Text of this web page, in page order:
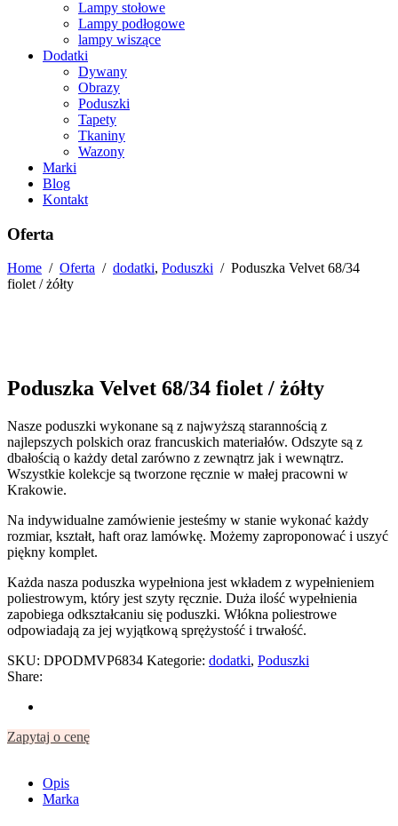
Lampy stołowe
Lampy podłogowe
lampy wiszące
Dodatki
Dywany
Obrazy
Poduszki
Tapety
Tkaniny
Wazony
Marki
Blog
Kontakt
Oferta
Home / Oferta / dodatki, Poduszki / Poduszka Velvet 68/34
fiolet / żółty
Poduszka Velvet 68/34 fiolet / żółty
Nasze poduszki wykonane są z najwyższą starannością z
najlepszych polskich oraz francuskich materiałów. Odszyte są z
dbałością o każdy detal zarówno z zewnątrz jak i wewnątrz.
Wszystkie kolekcje są tworzone ręcznie w małej pracowni w
Krakowie.
Na indywidualne zamówienie jesteśmy w stanie wykonać każdy
rozmiar, kształt, haft oraz lamówkę. Możemy zaproponować i uszyć
piękny komplet.
Każda nasza poduszka wypełniona jest wkładem z wypełnieniem
poliestrowym, który jest szyty ręcznie. Duża ilość wypełnienia
zapobiega odkształcaniu się poduszki. Włókna poliestrowe
odpowiadają za jej wyjątkową sprężystość i trwałość.
SKU: DPODMVP6834 Kategorie: dodatki, Poduszki
Share:
Zapytaj o cenę
Opis
Marka